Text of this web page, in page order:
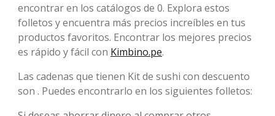
encontrar en los catálogos de 0. Explora estos
folletos y encuentra más precios increíbles en tus
productos favoritos. Encontrar los mejores precios
es rápido y fácil con Kimbino.pe.
Las cadenas que tienen Kit de sushi con descuento
son . Puedes encontrarlo en los siguientes folletos: